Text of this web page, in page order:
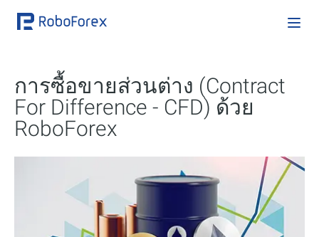
การซื้อขายส่วนต่าง (Contract
For Difference - CFD) ด้วย
RoboForex